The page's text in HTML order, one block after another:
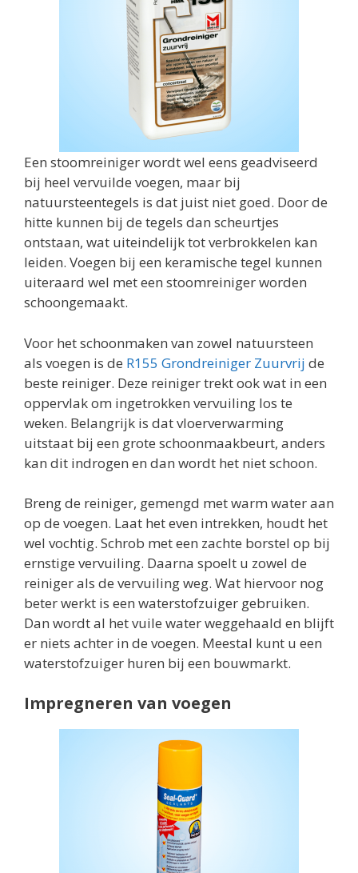
Een stoomreiniger wordt wel eens geadviseerd
bij heel vervuilde voegen, maar bij
natuursteentegels is dat juist niet goed. Door de
hitte kunnen bij de tegels dan scheurtjes
ontstaan, wat uiteindelijk tot verbrokkelen kan
leiden. Voegen bij een keramische tegel kunnen
uiteraard wel met een stoomreiniger worden
schoongemaakt.
Voor het schoonmaken van zowel natuursteen
als voegen is de R155 Grondreiniger Zuurvrij de
beste reiniger. Deze reiniger trekt ook wat in een
oppervlak om ingetrokken vervuiling los te
weken. Belangrijk is dat vloerverwarming
uitstaat bij een grote schoonmaakbeurt, anders
kan dit indrogen en dan wordt het niet schoon.
Breng de reiniger, gemengd met warm water aan
op de voegen. Laat het even intrekken, houdt het
wel vochtig. Schrob met een zachte borstel op bij
ernstige vervuiling. Daarna spoelt u zowel de
reiniger als de vervuiling weg. Wat hiervoor nog
beter werkt is een waterstofzuiger gebruiken.
Dan wordt al het vuile water weggehaald en blijft
er niets achter in de voegen. Meestal kunt u een
waterstofzuiger huren bij een bouwmarkt.
Impregneren van voegen